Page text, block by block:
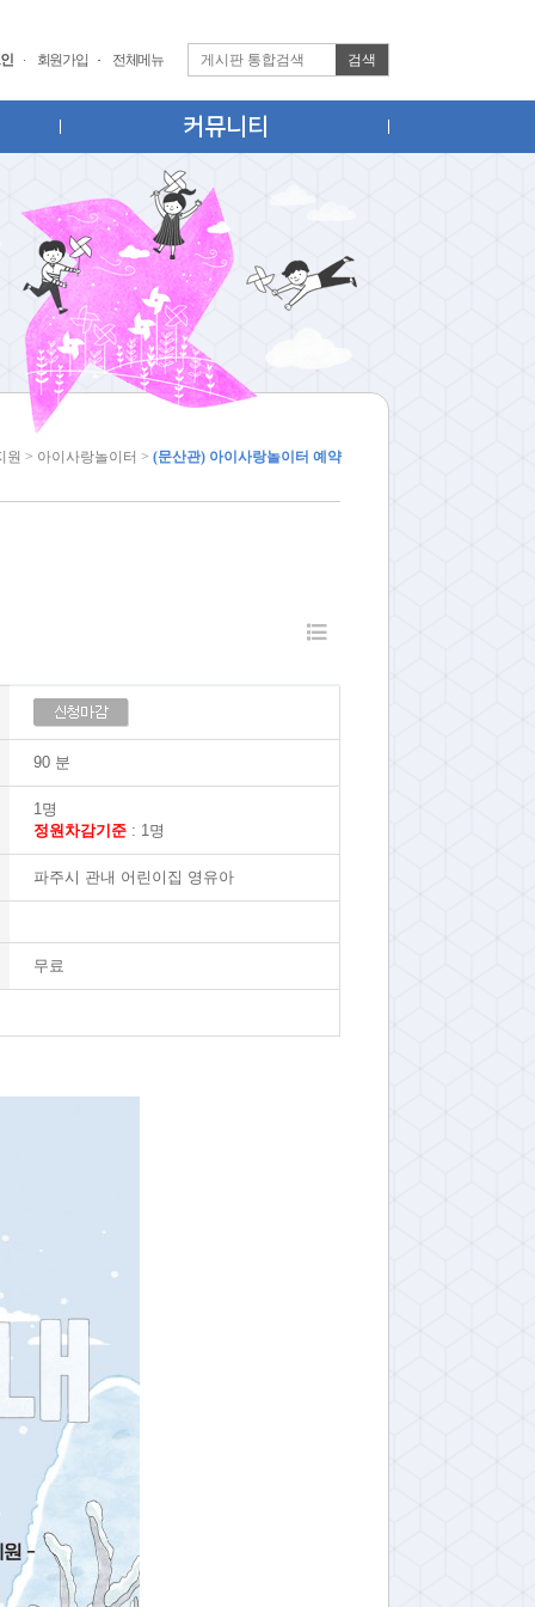
검색
회원가입 전체메뉴
커뮤니티
원 > 아이사랑놀이터 > (문산관) 아이사랑놀이터 예약
90 분
1명
정원차감기준 : 1명
파주시 관내 어린이집 영유아
무료